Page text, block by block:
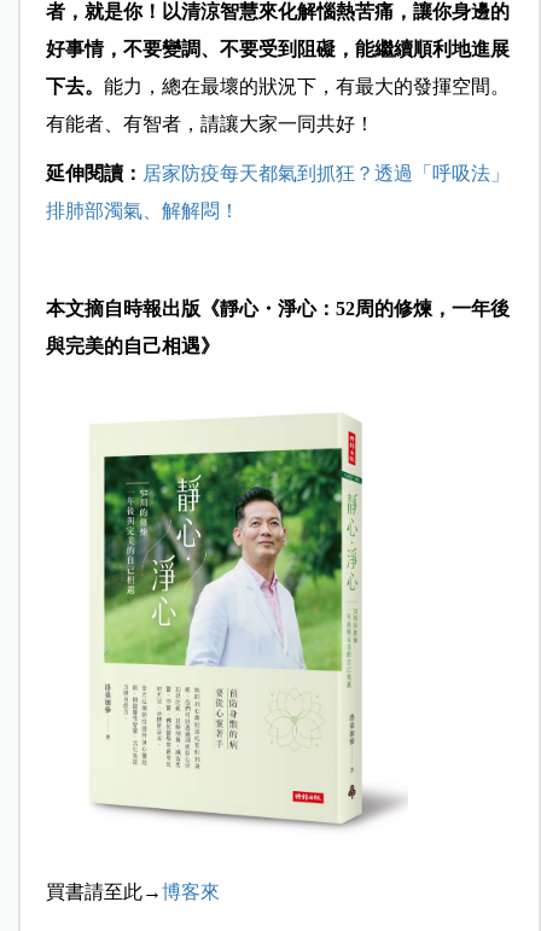
者，就是你！以清涼智慧來化解惱熱苦痛，讓你身邊的
好事情，不要變調、不要受到阻礙，能繼續順利地進展
下去。 能力，總在最壞的狀況下，有最大的發揮空間。
有能者、有智者，請讓大家一同共好！
延伸閱讀： 居家防疫每天都氣到抓狂？透過「呼吸法」
排肺部濁氣、解解悶！
本文摘自時報出版《靜心・淨心：52周的修煉，一年後
與完美的自己相遇》
買書請至此→博客來